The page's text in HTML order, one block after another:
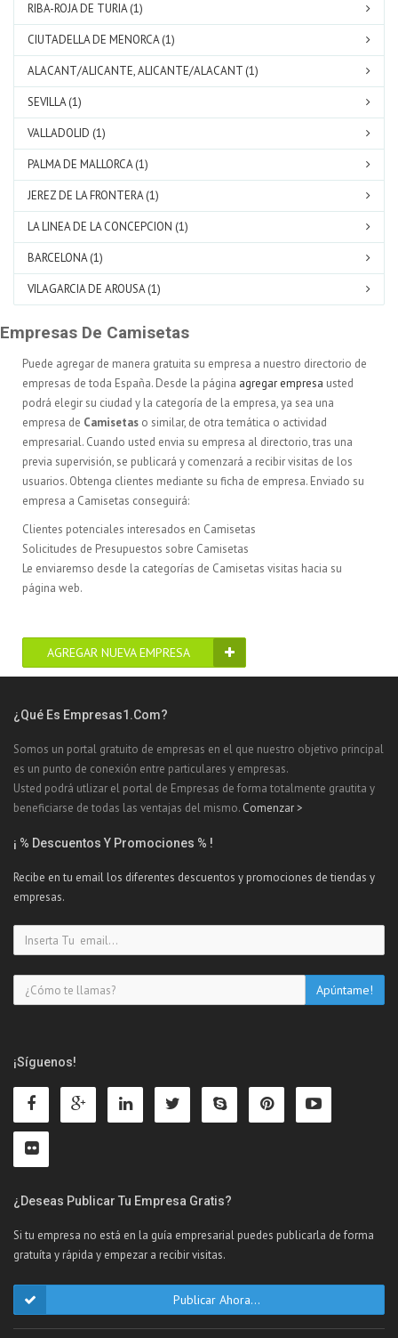
RIBA-ROJA DE TURIA (1)
CIUTADELLA DE MENORCA (1)
ALACANT/ALICANTE, ALICANTE/ALACANT (1)
SEVILLA (1)
VALLADOLID (1)
PALMA DE MALLORCA (1)
JEREZ DE LA FRONTERA (1)
LA LINEA DE LA CONCEPCION (1)
BARCELONA (1)
VILAGARCIA DE AROUSA (1)
Empresas De Camisetas
Puede agregar de manera gratuita su empresa a nuestro directorio de
empresas de toda España. Desde la página agregar empresa usted
podrá elegir su ciudad y la categoría de la empresa, ya sea una
empresa de Camisetas o similar, de otra temática o actividad
empresarial. Cuando usted envia su empresa al directorio, tras una
previa supervisión, se publicará y comenzará a recibir visitas de los
usuarios. Obtenga clientes mediante su ficha de empresa. Enviado su
empresa a Camisetas conseguirá:
Clientes potenciales interesados en Camisetas
Solicitudes de Presupuestos sobre Camisetas
Le enviaremso desde la categorías de Camisetas visitas hacia su
página web.
AGREGAR NUEVA EMPRESA
¿Qué Es Empresas1.com?
Somos un portal gratuito de empresas en el que nuestro objetivo principal
es un punto de conexión entre particulares y empresas.
Usted podrá utlizar el portal de Empresas de forma totalmente grautita y
beneficiarse de todas las ventajas del mismo. Comenzar >
¡ % Descuentos Y Promociones % !
Recibe en tu email los diferentes descuentos y promociones de tiendas y
empresas.
¡Síguenos!
¿Deseas Publicar Tu Empresa Gratis?
Si tu empresa no está en la guía empresarial puedes publicarla de forma
gratuíta y rápida y empezar a recibir visitas.
Publicar Ahora...